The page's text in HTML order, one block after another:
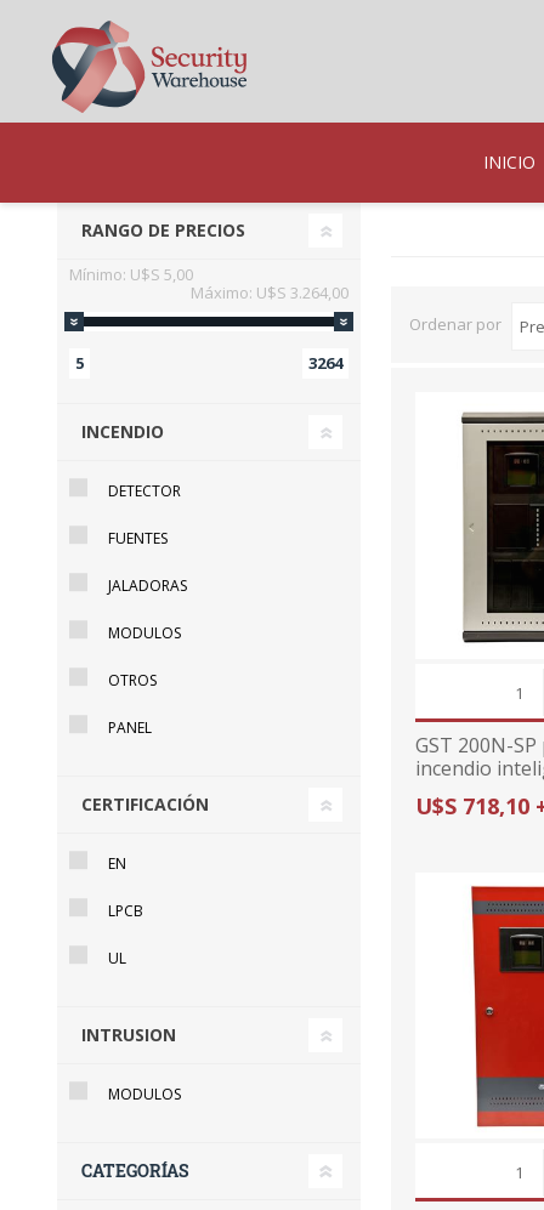
INICIO
Ordenar por
GST 200N-
incendio
lazos NEGRA
U$S 718,10
RANGO DE PRECIOS
Mínimo: U$S 5,00
Máximo: U$S 3.264,00
5 3264
INCENDIO
DETECTOR
FUENTES
JALADORAS
MODULOS
OTROS
PANEL
CERTIFICACIÓN
EN
LPCB
UL
INTRUSION
MODULOS
CATEGORÍAS